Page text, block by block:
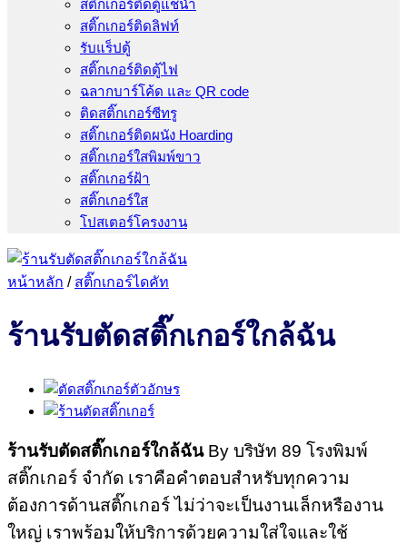
สติ๊กเกอร์ติดตู้แช่น้ำ
สติ๊กเกอร์ติดลิฟท์
รับแร็ปตู้
สติ๊กเกอร์ติดตู้ไฟ
ฉลากบาร์โค้ด และ QR code
ติดสติ๊กเกอร์ซีทรู
สติ๊กเกอร์ติดผนัง Hoarding
สติ๊กเกอร์ใสพิมพ์ขาว
สติ๊กเกอร์ฝ้า
สติ๊กเกอร์ใส
โปสเตอร์โครงงาน
หน้าหลัก / สติ๊กเกอร์ไดคัท
ร้านรับตัดสติ๊กเกอร์ใกล้ฉัน
ร้านรับตัดสติ๊กเกอร์ใกล้ฉันBy บริษัท 89 โรงพิมพ์
สติ๊กเกอร์ จำกัด เราคือคำตอบสำหรับทุกความ
ต้องการด้านสติ๊กเกอร์ ไม่ว่าจะเป็นงานเล็กหรืองาน
ใหญ่ เราพร้อมให้บริการด้วยความใส่ใจและใช้